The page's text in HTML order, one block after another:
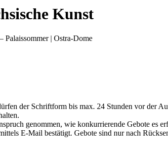
Kunst
| Ostra-Dome
der Schriftform bis max. 24 Stunden vor der
genommen, wie konkurrierende Gebote es
E-Mail bestätigt. Gebote sind nur nach